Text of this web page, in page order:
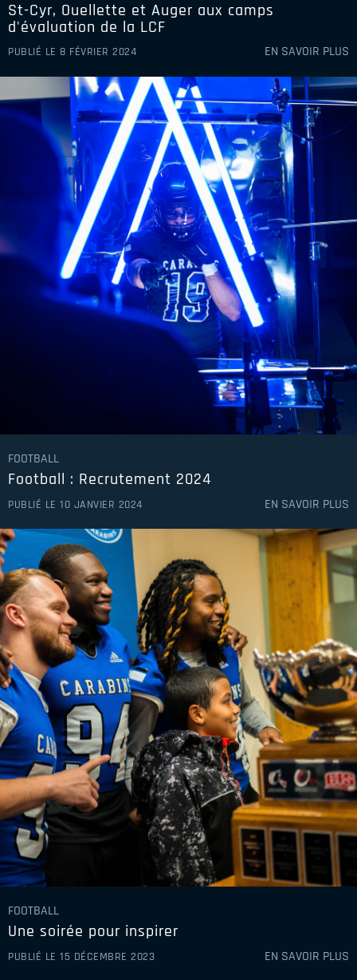
St-Cyr, Ouellette et Auger aux camps
d'évaluation de la LCF
PUBLIÉ LE 8 FÉVRIER 2024 EN SAVOIR PLUS
FOOTBALL
Football : Recrutement 2024
PUBLIÉ LE 10 JANVIER 2024 EN SAVOIR PLUS
FOOTBALL
Une soirée pour inspirer
PUBLIÉ LE 15 DÉCEMBRE 2023 EN SAVOIR PLUS